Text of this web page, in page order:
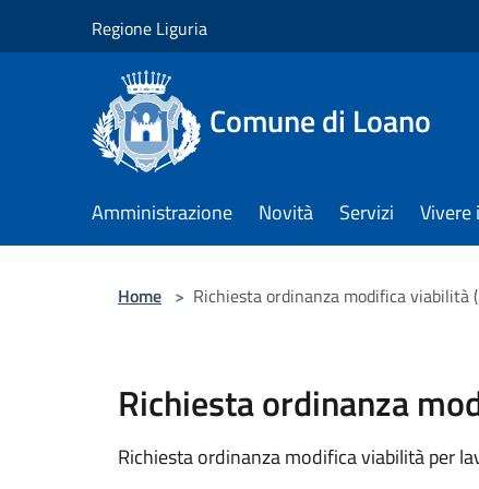
Regione Liguria
Comune di Loano
Amministrazione Novità Servizi Vivere
Home > Richiesta ordinanza modifica viabilità
Richiesta ordinanza
Richiesta ordinanza modifica viabilità per